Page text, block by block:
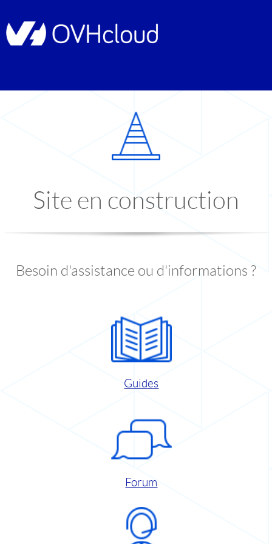
Site en construction
Besoin d'assistance ou d'informations ?
Guides
Forum